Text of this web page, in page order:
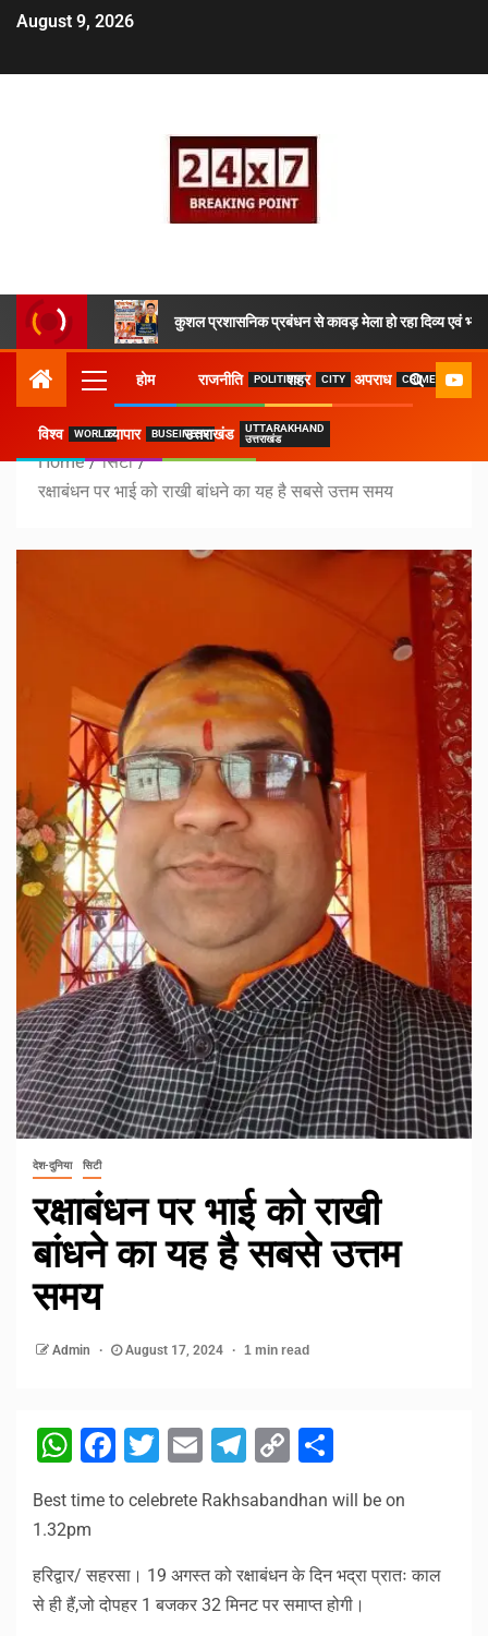
August 9, 2026
कुशल प्रशासनिक प्रबंधन से कावड़ मेला हो रहा दिव्य एवं भव्य
होम राजनीति POLITICSशहर CITY अपराध CRIME
विश्व WORLDव्यापार BUSEINESSउत्तराखंड
UTTARAKHAND
उत्तराखंड
Home
सिटी
रक्षाबंधन पर भाई को राखी बांधने का यह है सबसे उत्तम समय
देश-दुनिया सिटी
रक्षाबंधन पर भाई को राखी
बांधने का यह है सबसे उत्तम
समय
Admin August 17, 2024 1 min read
WhatsApp
Facebook
Twitter
EmailTelegram
Copy
Best time to celebrete Rakhsabandhan will be on
1.32pm
हरिद्वार/ सहरसा। 19 अगस्त को रक्षाबंधन के दिन भद्रा प्रातः काल
से ही हैं,जो दोपहर 1 बजकर 32 मिनट पर समाप्त होगी।